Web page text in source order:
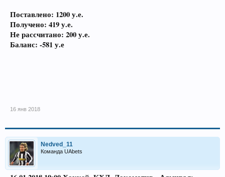
Поставлено: 1200 у.е.
Получено: 419 у.е.
Не рассчитано: 200 у.е.
Баланс: -581 у.е
16 янв 2018
Nedved_11
Команда UAbets